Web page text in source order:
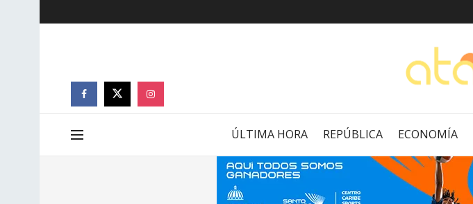
ÚLTIMA HORA REPÚBLICA ECONOMÍA